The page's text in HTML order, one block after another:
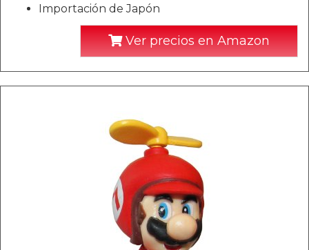
Importación de Japón
Ver precios en Amazon